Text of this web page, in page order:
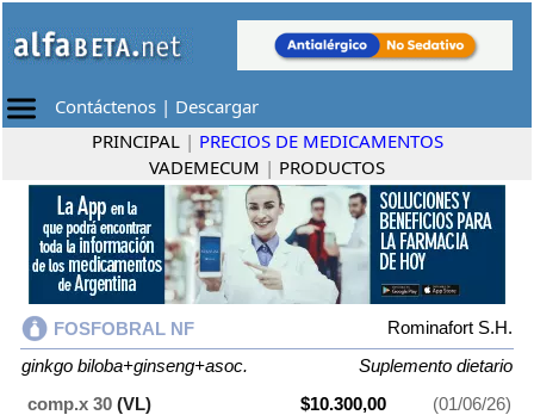
Contáctenos | Descargar
PRINCIPAL | PRECIOS DE MEDICAMENTOS
VADEMECUM | PRODUCTOS
FOSFOBRAL NF
Rominafort S.H.
ginkgo biloba+ginseng+asoc.
Suplemento dietario
comp.x 30 (VL) $10.300,00 (01/06/26)